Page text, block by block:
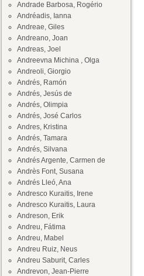
Andrade Barbosa, Rogério
Andréadis, Ianna
Andreae, Giles
Andreano, Joan
Andreas, Joel
Andreevna Michina , Olga
Andreoli, Giorgio
Andrés, Ramón
Andrés, Jesús de
Andrés, Olimpia
Andrés, José Carlos
Andres, Kristina
Andrés, Tamara
Andrés, Silvana
Andrés Argente, Carmen de
Andrès Font, Susana
Andrés Lleó, Ana
Andresco Kuraitis, Irene
Andresco Kuraitis, Laura
Andreson, Erik
Andreu, Fátima
Andreu, Mabel
Andreu Ruiz, Neus
Andreu Saburit, Carles
Andrevon, Jean-Pierre